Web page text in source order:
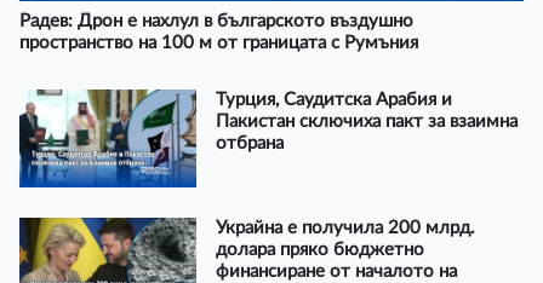
Радев: Дрон е нахлул в българското въздушно
пространство на 100 м от границата с Румъния
Турция, Саудитска Арабия и
Пакистан сключиха пакт за взаимна
отбрана
Украйна е получила 200 млрд.
долара пряко бюджетно
финансиране от началото на